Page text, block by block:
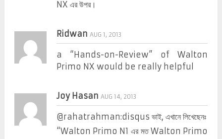
NX এর উপর।
Ridwan AUG 1, 2013
a “Hands-on-Review” of Walton
Primo NX would be really helpful
Joy Hasan AUG 14, 2013
@rahatrahman:disqus ভাই, এখানে লিখেছেনঃ
“Walton Primo N1 এর মত Walton Primo